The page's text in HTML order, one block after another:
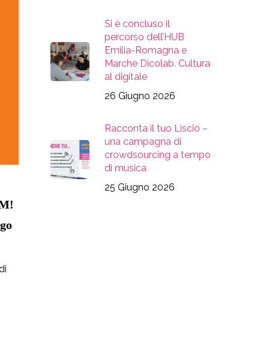
Si è concluso il
percorso dell’HUB
Emilia-Romagna e
Marche Dicolab. Cultura
al digitale
26 Giugno 2026
Racconta il tuo Liscio –
una campagna di
crowdsourcing a tempo
di musica
25 Giugno 2026